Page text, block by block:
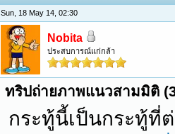
Sun, 18 May 14, 02:30
Nobita
ประสบการณ์แก่กล้า
ทริปถ่ายภาพแนวสามมิติ
กระทู้นี้เป็นกระทู้ที่